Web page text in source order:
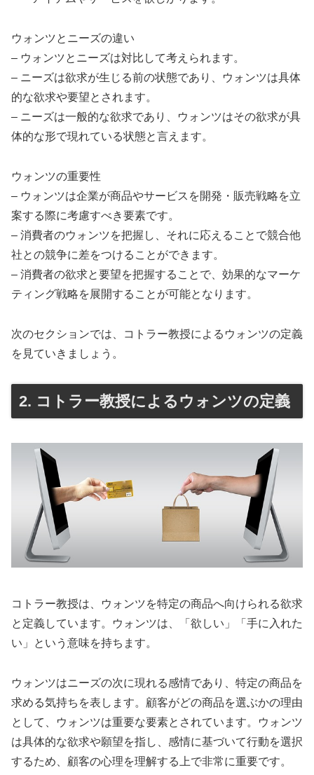
ウォンツとニーズの違い
– ウォンツとニーズは対比して考えられます。
– ニーズは欲求が生じる前の状態であり、ウォンツは具体
的な欲求や要望とされます。
– ニーズは一般的な欲求であり、ウォンツはその欲求が具
体的な形で現れている状態と言えます。
ウォンツの重要性
– ウォンツは企業が商品やサービスを開発・販売戦略を立
案する際に考慮すべき要素です。
– 消費者のウォンツを把握し、それに応えることで競合他
社との競争に差をつけることができます。
– 消費者の欲求と要望を把握することで、効果的なマーケ
ティング戦略を展開することが可能となります。
次のセクションでは、コトラー教授によるウォンツの定義
を見ていきましょう。
2. コトラー教授によるウォンツの定義
コトラー教授は、ウォンツを特定の商品へ向けられる欲求
と定義しています。ウォンツは、「欲しい」「手に入れた
い」という意味を持ちます。
ウォンツはニーズの次に現れる感情であり、特定の商品を
求める気持ちを表します。顧客がどの商品を選ぶかの理由
として、ウォンツは重要な要素とされています。ウォンツ
は具体的な欲求や願望を指し、感情に基づいて行動を選択
するため、顧客の心理を理解する上で非常に重要です。